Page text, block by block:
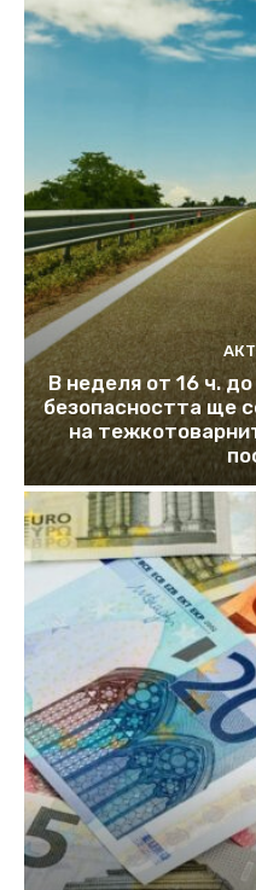
В неделя от 16 ч.
безопасността ще
на